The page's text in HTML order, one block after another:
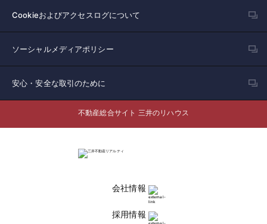
Cookieおよびアクセスログについて
ソーシャルメディアポリシー
安心・安全な取引のために
不動産総合サイト 三井のリハウス
会社情報
採用情報